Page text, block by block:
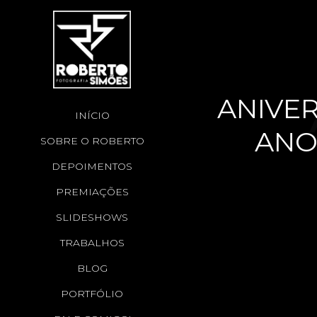
INÍCIO
SOBRE O ROBERTO
DEPOIMENTOS
PREMIAÇÕES
SLIDESHOWS
TRABALHOS
BLOG
PORTFÓLIO